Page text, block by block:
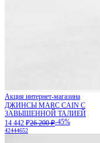
Акция интернет-магазина
ДЖИНСЫ MARC CAIN С
ЗАВЫШЕННОЙ ТАЛИЕЙ
14 442 ₽26 200 ₽-45%
42444652